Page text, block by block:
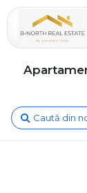
Caută din